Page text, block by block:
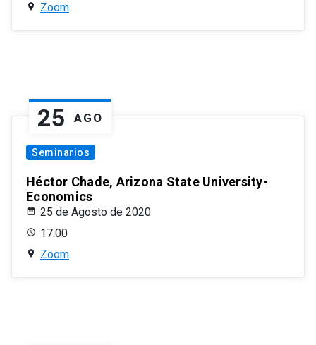
Zoom
25 AGO
Seminarios
Héctor Chade, Arizona State University-
Economics
25 de Agosto de 2020
17:00
Zoom